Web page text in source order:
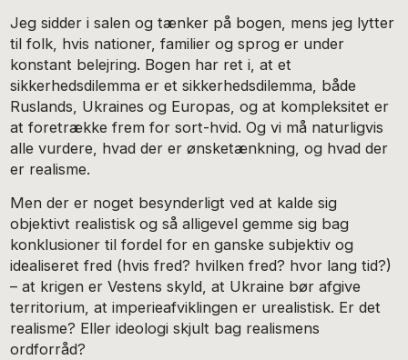
Jeg sidder i salen og tænker på bogen, mens jeg lytter
til folk, hvis nationer, familier og sprog er under
konstant belejring. Bogen har ret i, at et
sikkerhedsdilemma er et sikkerhedsdilemma, både
Ruslands, Ukraines og Europas, og at kompleksitet er
at foretrække frem for sort-hvid. Og vi må naturligvis
alle vurdere, hvad der er ønsketænkning, og hvad der
er realisme.
Men der er noget besynderligt ved at kalde sig
objektivt realistisk og så alligevel gemme sig bag
konklusioner til fordel for en ganske subjektiv og
idealiseret fred (hvis fred? hvilken fred? hvor lang tid?)
– at krigen er Vestens skyld, at Ukraine bør afgive
territorium, at imperieafviklingen er urealistisk. Er det
realisme? Eller ideologi skjult bag realismens
ordforråd?